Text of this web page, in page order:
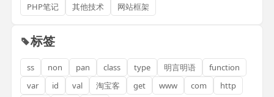
PHP笔记 其他技术 网站框架
标签
ss non pan class type 明言明语
function
var
id val 淘宝客 get www com
http